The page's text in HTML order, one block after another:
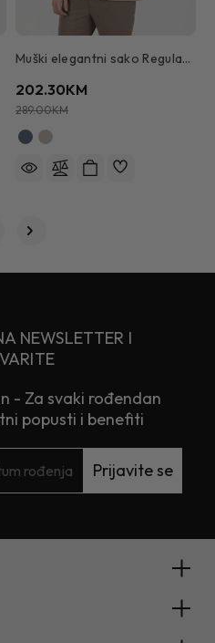
Muški elegantni sako Regular Fit 5473
202.30KM
289.00KM
NEWSLETTER I
- Za svaki rođendan
popusti i benefiti
Prijavite se